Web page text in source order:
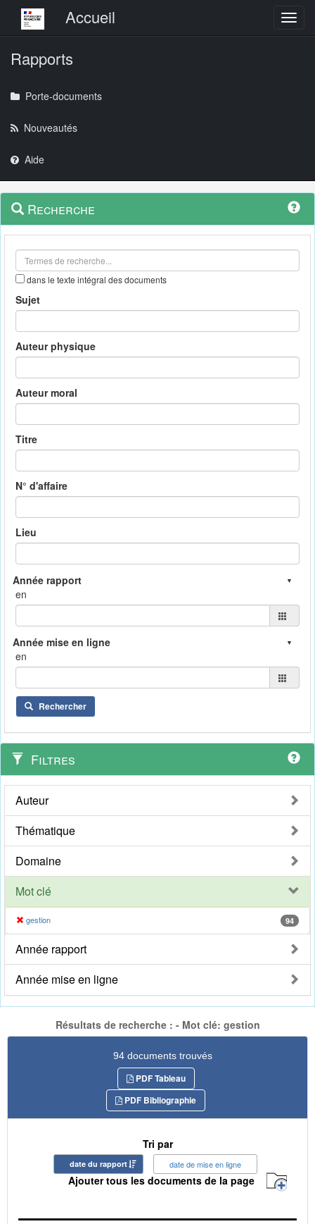
Menu principalAccueil
Rapports
Porte-documents
Nouveautés
Aide
Navigation
outils
Menu
contextuel
Recherche
dans le texte intégral des documents
Sujet
Auteur physique
Auteur moral
Titre
N° d'affaire
Lieu
en
en
Rechercher
Filtres
Auteur
Thématique
Domaine
Mot clé
gestion 94
Année rapport
Année mise en ligne
Résultats de recherche : - Mot clé: gestion
94 documents trouvés
PDF Tableau
PDF Bibliographie
Tri par
date du rapport date de mise en ligne
Ajouter tous les documents de la page